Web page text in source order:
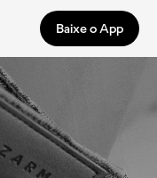
Baixe o App